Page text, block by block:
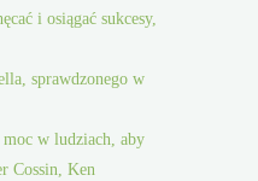
i osiągać sukcesy,
sprawdzonego w
w ludziach, aby
Cossin, Ken